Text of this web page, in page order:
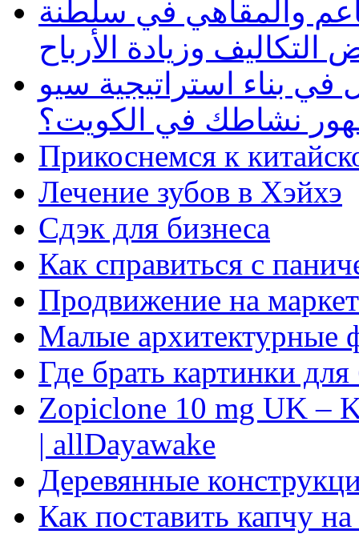
والمقاهي في سلطنة
وزيادة الأرباح
بناء استراتيجية سيو
نشاطك في الكويت؟
Прикоснемся к
Лечение зубов в Хэйхэ
Сдэк для бизнеса
Как справиться с
Продвижение на
Малые архитектурные
Где брать картинки
Zopiclone 10 mg UK –
| allDayawake
Деревянные
Как поставить капчу